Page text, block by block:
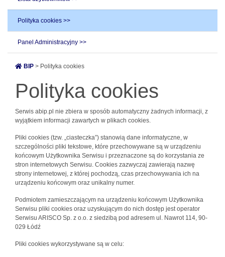
Polityka cookies >>
Panel Administracyjny >>
BIP > Polityka cookies
Polityka cookies
Serwis abip.pl nie zbiera w sposób automatyczny żadnych informacji, z
wyjątkiem informacji zawartych w plikach cookies.
Pliki cookies (tzw. „ciasteczka”) stanowią dane informatyczne, w
szczególności pliki tekstowe, które przechowywane są w urządzeniu
końcowym Użytkownika Serwisu i przeznaczone są do korzystania ze
stron internetowych Serwisu. Cookies zazwyczaj zawierają nazwę
strony internetowej, z której pochodzą, czas przechowywania ich na
urządzeniu końcowym oraz unikalny numer.
Podmiotem zamieszczającym na urządzeniu końcowym Użytkownika
Serwisu pliki cookies oraz uzyskującym do nich dostęp jest operator
Serwisu ARISCO Sp. z o.o. z siedzibą pod adresem ul. Nawrot 114, 90-
029 Łódź
Pliki cookies wykorzystywane są w celu: